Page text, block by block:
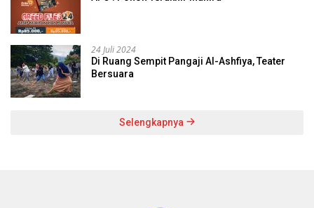
24 Juli 2024
Di Ruang Sempit Pangaji Al-Ashfiya, Teater
Bersuara
Selengkapnya